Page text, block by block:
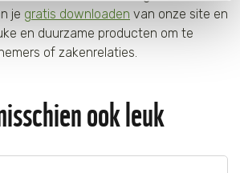
meer inzage in de cookies klik dan
Lees voor meer informatie
.
je gratis downloaden van onze site en
en duurzame producten om te
of zakenrelaties.
ook leuk